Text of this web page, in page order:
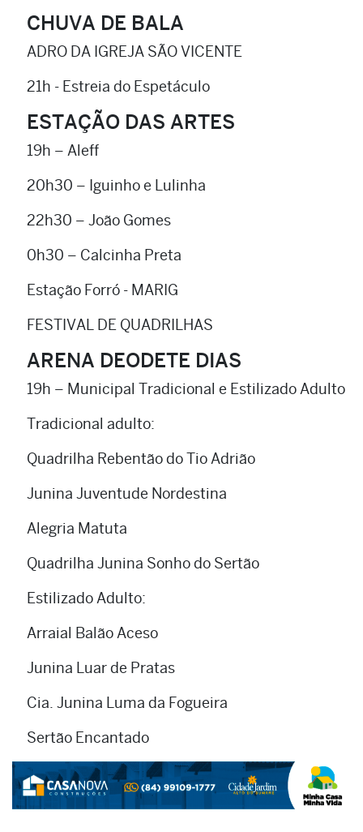
CHUVA DE BALA
ADRO DA IGREJA SÃO VICENTE
21h - Estreia do Espetáculo
ESTAÇÃO DAS ARTES
19h – Aleff
20h30 – Iguinho e Lulinha
22h30 – João Gomes
0h30 – Calcinha Preta
Estação Forró - MARIG
FESTIVAL DE QUADRILHAS
ARENA DEODETE DIAS
19h – Municipal Tradicional e Estilizado Adulto
Tradicional adulto:
Quadrilha Rebentão do Tio Adrião
Junina Juventude Nordestina
Alegria Matuta
Quadrilha Junina Sonho do Sertão
Estilizado Adulto:
Arraial Balão Aceso
Junina Luar de Pratas
Cia. Junina Luma da Fogueira
Sertão Encantado